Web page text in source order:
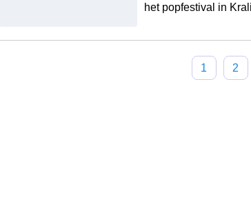
het popfestival in
1 2